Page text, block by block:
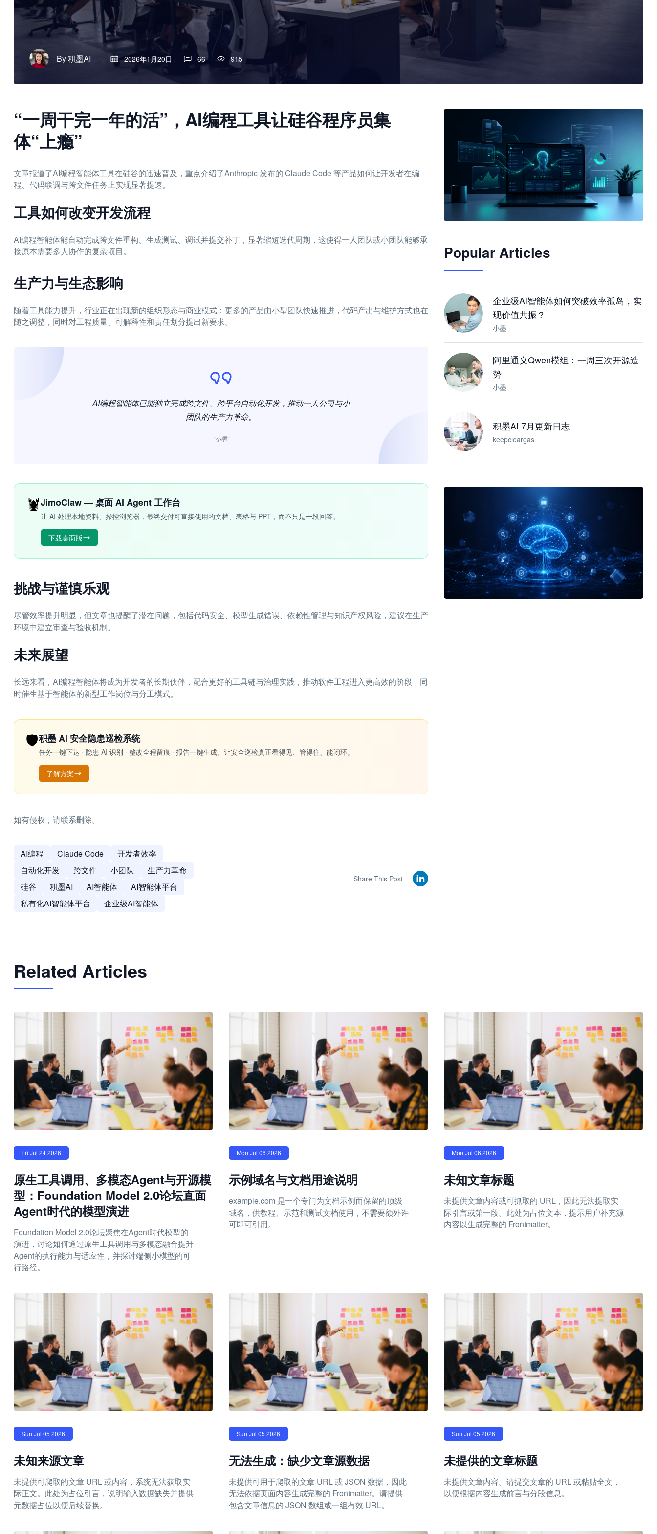
By积墨AI 2026年1月20日 66 915
“一周干完一年的活”，AI编程工具让硅谷程序员集
体“上瘾”
文章报道了AI编程智能体工具在硅谷的迅速普及，重点介绍了Anthropic 发布的 Claude Code 等产品如何让开发者在编
程、代码联调与跨文件任务上实现显著提速。
工具如何改变开发流程
AI编程智能体能自动完成跨文件重构、生成测试、调试并提交补丁，显著缩短迭代周期，这使得一人团队或小团队能够承
接原本需要多人协作的复杂项目。
生产力与生态影响
随着工具能力提升，行业正在出现新的组织形态与商业模式：更多的产品由小型团队快速推进，代码产出与维护方式也在
随之调整，同时对工程质量、可解释性和责任划分提出新要求。
AI编程智能体已能独立完成跨文件、跨平台自动化开发，推动一人公司与小
团队的生产力革命。
“小墨”
🦞JimoClaw — 桌面 AI Agent 工作台
让 AI 处理本地资料、操控浏览器，最终交付可直接使用的文档、表格与 PPT，而不只是一段回答。
下载桌面版
挑战与谨慎乐观
尽管效率提升明显，但文章也提醒了潜在问题，包括代码安全、模型生成错误、依赖性管理与知识产权风险，建议在生产
环境中建立审查与验收机制。
未来展望
长远来看，AI编程智能体将成为开发者的长期伙伴，配合更好的工具链与治理实践，推动软件工程进入更高效的阶段，同
时催生基于智能体的新型工作岗位与分工模式。
🛡️积墨 AI 安全隐患巡检系统
任务一键下达 · 隐患 AI 识别 · 整改全程留痕 · 报告一键生成。让安全巡检真正看得见、管得住、能闭环。
了解方案
如有侵权，请联系删除。
AI编程 Claude Code
开发者效率
自动化开发
跨文件 小团队
生产力革命
硅谷
积墨AI AI智能体
AI智能体平台
私有化AI智能体平台
企业级AI智能体
Share This Post
JimoClaw 桌面 AI Agent 工作台
Popular Articles
企业级AI智能体如何突破效率孤岛，实
现价值共振？
小墨
阿里通义Qwen模组：一周三次开源造
势
小墨
积墨AI 7月更新日志
keepcleargas
Related Articles
Fri Jul 24 2026
原生工具调用、多模态Agent与开源模
型：Foundation Model 2.0论坛直面
Agent时代的模型演进
Foundation Model 2.0论坛聚焦在Agent时代模型的
演进，讨论如何通过原生工具调用与多模态融合提升
Agent的执行能力与适应性，并探讨端侧小模型的可
行路径。
Mon Jul 06 2026
示例域名与文档用途说明
example.com 是一个专门为文档示例而保留的顶级
域名，供教程、示范和测试文档使用，不需要额外许
可即可引用。
Mon Jul 06 2026
未知文章标题
未提供文章内容或可抓取的 URL，因此无法提取实
际引言或第一段。此处为占位文本，提示用户补充源
内容以生成完整的 Frontmatter。
Sun Jul 05 2026
未知来源文章
未提供可爬取的文章 URL 或内容，系统无法获取实
际正文。此处为占位引言，说明输入数据缺失并提供
元数据占位以便后续替换。
Sun Jul 05 2026
无法生成：缺少文章源数据
未提供可用于爬取的文章 URL 或 JSON 数据，因此
无法依据页面内容生成完整的 Frontmatter。请提供
包含文章信息的 JSON 数组或一组有效 URL。
Sun Jul 05 2026
未提供的文章标题
未提供文章内容。请提交文章的 URL 或粘贴全文，
以便根据内容生成前言与分段信息。